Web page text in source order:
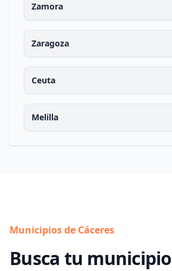
Zamora
Zaragoza
Ceuta
Melilla
Municipios de Cáceres
Busca tu municipio